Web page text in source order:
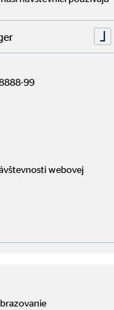
aktuálnym
stretávať na
oblasti
Začnite
99
webovej